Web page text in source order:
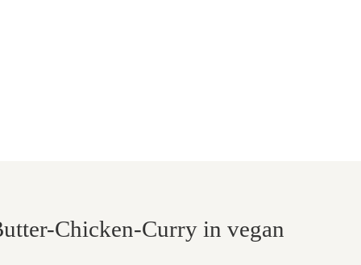
Chicken-Curry in vegan